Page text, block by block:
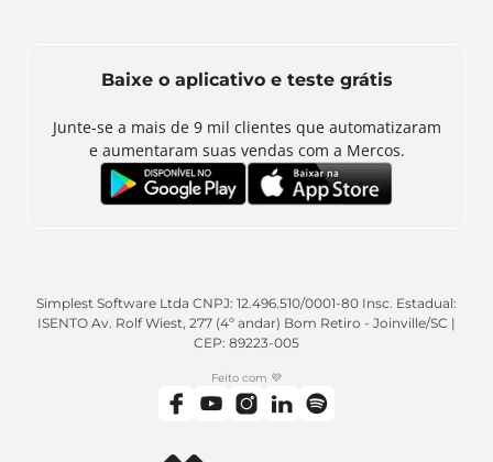
Baixe o aplicativo e teste grátis
Junte-se a mais de 9 mil clientes que automatizaram
e aumentaram suas vendas com a Mercos.
Simplest Software Ltda CNPJ: 12.496.510/0001-80 Insc. Estadual:
ISENTO Av. Rolf Wiest, 277 (4º andar) Bom Retiro - Joinville/SC |
CEP: 89223-005
Feito com 💜